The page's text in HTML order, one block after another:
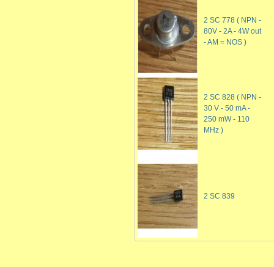
2 SC 778 ( NPN -
80V - 2A - 4W out
- AM = NOS )
2 SC 828 ( NPN -
30 V - 50 mA -
250 mW - 110
MHz )
2 SC 839